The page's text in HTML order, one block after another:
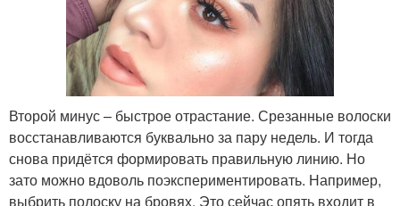
Второй минус – быстрое отрастание. Срезанные волоски
восстанавливаются буквально за пару недель. И тогда
снова придётся формировать правильную линию. Но
зато можно вдоволь поэкспериментировать. Например,
выбрить полоску на бровях. Это сейчас опять входит в